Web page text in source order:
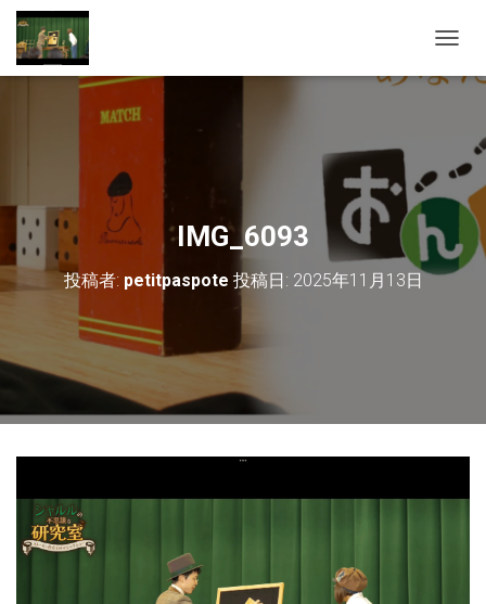
ビ
ン
を
り
替
IMG_6093
投稿者: petitpaspote 投稿日: 2025年11月13日